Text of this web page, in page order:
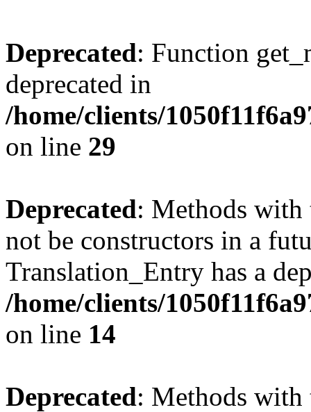
Deprecated: Function
deprecated in
/home/clients/
on line 29
Deprecated: Methods with
not be constructors in a
Translation_Entry has a
/home/clients/
on line 14
Deprecated: Methods with